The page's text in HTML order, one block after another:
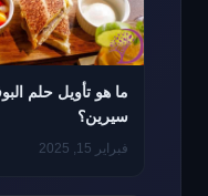
ما هو تأويل حلم
سيرين؟
فبراير 15, 2025